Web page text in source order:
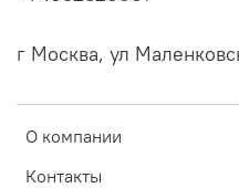
О компании
Контакты
г Москва, ул